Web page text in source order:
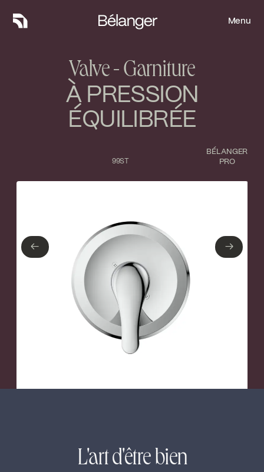
Menu
Menu
Valve - Garniture
À PRESSION
ÉQUILIBRÉE
BÉLANGER
PRO
99ST
← →
L'art d'être bien